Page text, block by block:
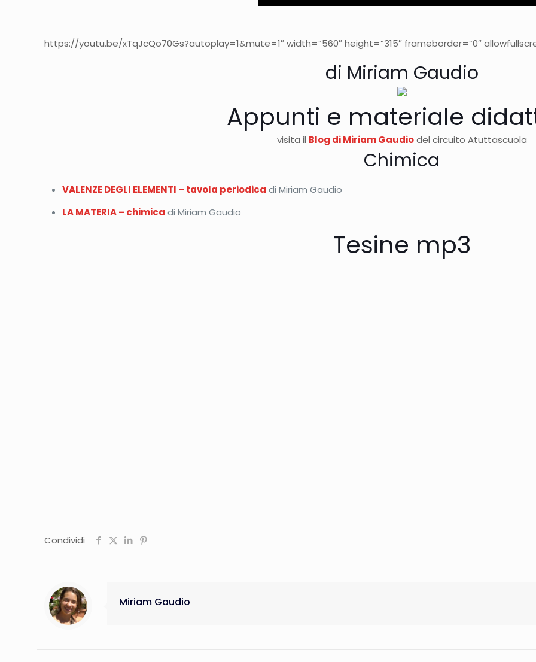
https://youtu.be/xTqJcQo70Gs?autoplay=1&mute=1″ width=”560″ height=”315″ frameborder=”0″
di Miriam Gaudio
Appunti e materiale
visita il Blog di Miriam Gaudiodel circuito Atuttascuola
Chimica
VALENZE DEGLI ELEMENTI – tavola periodica di Miriam Gaudio
LA MATERIA – chimica di Miriam Gaudio
Tesine mp3
Condividi
Miriam Gaudio